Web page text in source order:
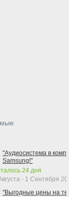
"Аудиосистема в
Samsung!"
24 дня
- 1 Сентября
"Выгодные цены на